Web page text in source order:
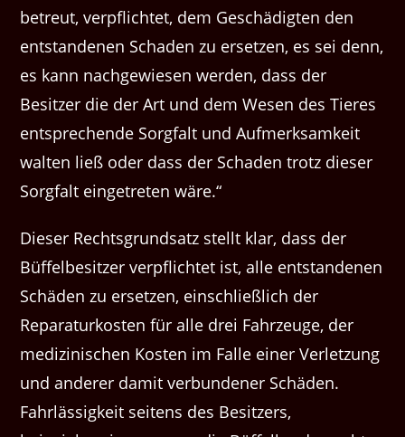
betreut, verpflichtet, dem Geschädigten den
entstandenen Schaden zu ersetzen, es sei denn,
es kann nachgewiesen werden, dass der
Besitzer die der Art und dem Wesen des Tieres
entsprechende Sorgfalt und Aufmerksamkeit
walten ließ oder dass der Schaden trotz dieser
Sorgfalt eingetreten wäre.“
Dieser Rechtsgrundsatz stellt klar, dass der
Büffelbesitzer verpflichtet ist, alle entstandenen
Schäden zu ersetzen, einschließlich der
Reparaturkosten für alle drei Fahrzeuge, der
medizinischen Kosten im Falle einer Verletzung
und anderer damit verbundener Schäden.
Fahrlässigkeit seitens des Besitzers,